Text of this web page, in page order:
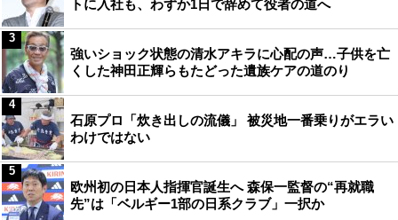
トに入社も、わずか1日で辞めて役者の道へ
強いショック状態の清水アキラに心配の声…子供を亡
くした神田正輝らもたどった遺族ケアの道のり
3
石原プロ「炊き出しの流儀」 被災地一番乗りがエラい
わけではない
4
欧州初の日本人指揮官誕生へ 森保一監督の“再就職
先”は「ベルギー1部の日系クラブ」一択か
5